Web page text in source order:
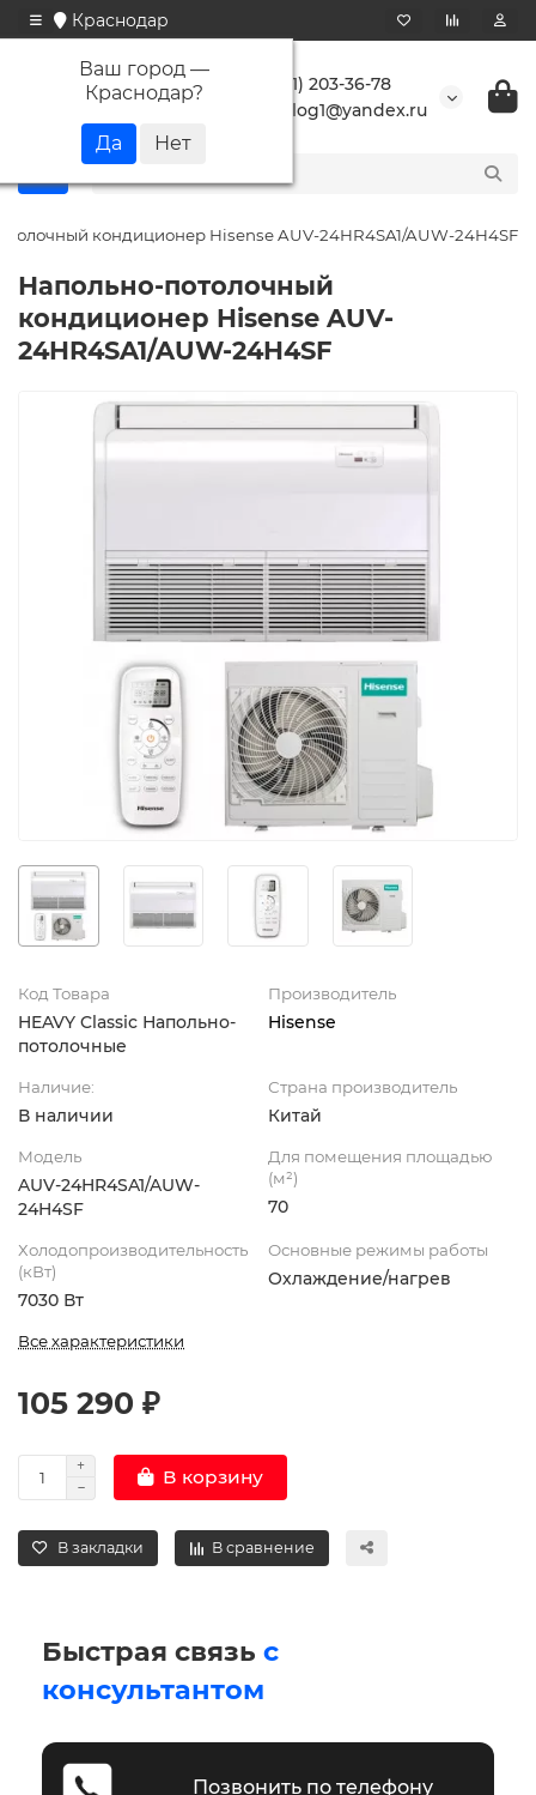
Краснодар
Ваш город —
Краснодар?
+7 (861) 203-36-78
buranlog1@yandex.ru
кондиционер Hisense AUV-24HR4SA1/AUW-24H4SF
Напольно-потолочный
кондиционер Hisense AUV-
24HR4SA1/AUW-24H4SF
Код Товара
HEAVY Classic Напольно-
потолочные
Производитель
Hisense
Наличие:
В наличии
Страна производитель
Китай
Модель
AUV-24HR4SA1/AUW-
24H4SF
Для помещения площадью
(м²)
70
Холодопроизводительность
(кВт)
7030 Вт
Основные режимы работы
Охлаждение/нагрев
Все характеристики
105 290 ₽
В корзину
В закладки В сравнение
Быстрая связь с
консультантом
Позвонить по телефону